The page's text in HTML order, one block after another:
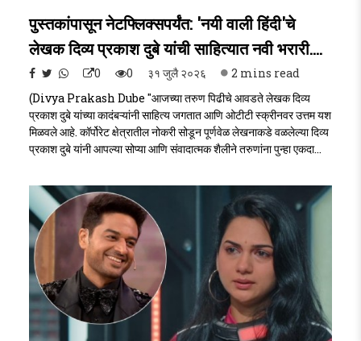
पुस्तकांपासून नेटफ्लिक्सपर्यंत: 'नयी वाली हिंदी'चे
लेखक दिव्य प्रकाश दुबे यांची साहित्यात नवी भरारी....
0 0 ३१ जुलै २०२६
2 mins read
(Divya Prakash Dube "आजच्या तरुण पिढीचे आवडते लेखक दिव्य
प्रकाश दुबे यांच्या कादंबऱ्यांनी साहित्य जगतात आणि ओटीटी स्क्रीनवर उत्तम यश
मिळवले आहे. कॉर्पोरेट क्षेत्रातील नोकरी सोडून पूर्णवेळ लेखनाकडे वळलेल्या दिव्य
प्रकाश दुबे यांनी आपल्या सोप्या आणि संवादात्मक शैलीने तरुणांना पुन्हा एकदा